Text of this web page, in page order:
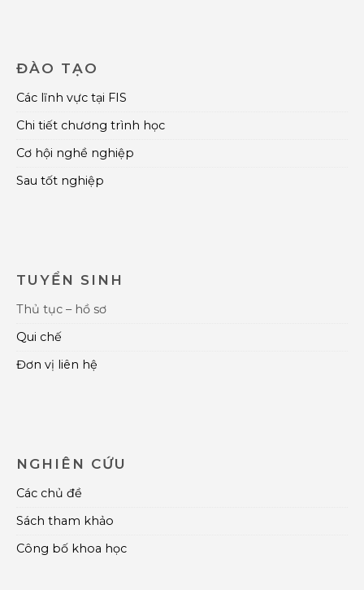
ĐÀO TẠO
Các lĩnh vực tại FIS
Chi tiết chương trình học
Cơ hội nghề nghiệp
Sau tốt nghiệp
TUYỂN SINH
Thủ tục – hồ sơ
Qui chế
Đơn vị liên hệ
NGHIÊN CỨU
Các chủ đề
Sách tham khảo
Công bố khoa học